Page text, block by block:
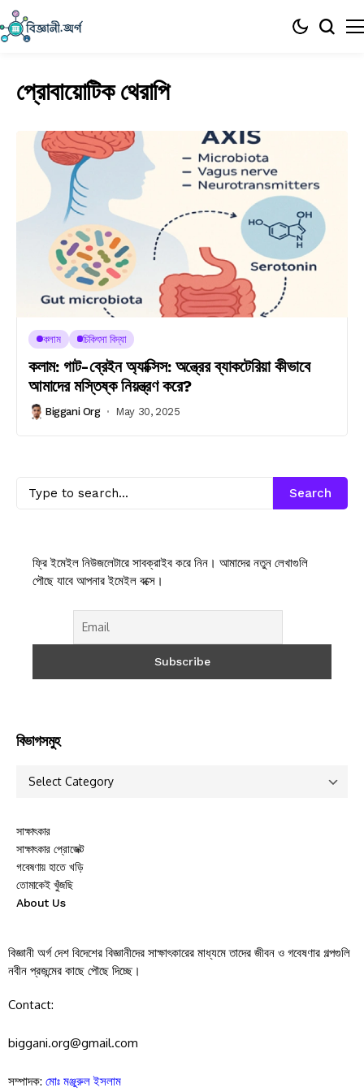
প্রোবায়োটিক থেরাপি
কলাম চিকিৎসা বিদ্যা
কলাম: গাট-ব্রেইন অ্যাক্সিস: অন্ত্রের ব্যাকটেরিয়া কীভাবে
আমাদের মস্তিষ্ক নিয়ন্ত্রণ করে?
Biggani Org May 30, 2025
Search
ফ্রি ইমেইল নিউজলেটারে সাবক্রাইব করে নিন। আমাদের নতুন লেখাগুলি
পৌছে যাবে আপনার ইমেইল বক্সে।
বিভাগসমুহ
সাক্ষাৎকার
সাক্ষাৎকার প্রোজেক্ট
গবেষণায় হাতে খড়ি
তোমাকেই খুঁজছি
About Us
বিজ্ঞানী অর্গ দেশ বিদেশের বিজ্ঞানীদের সাক্ষাৎকারের মাধ্যমে তাদের জীবন ও গবেষণার গল্পগুলি
নবীন প্রজন্মের কাছে পৌছে দিচ্ছে।
Contact:
biggani.org@gmail.com
সম্পাদক: মোঃ মঞ্জুরুল ইসলাম